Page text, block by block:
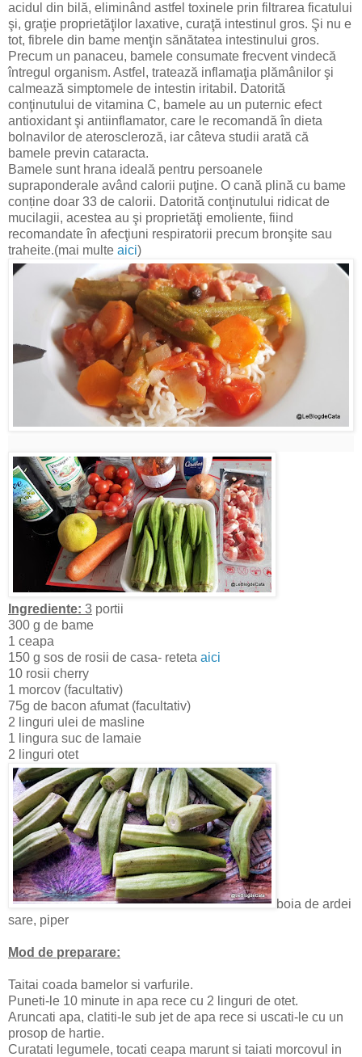
acidul din bilă, eliminând astfel toxinele prin filtrarea ficatului
şi, graţie proprietăţilor laxative, curaţă intestinul gros. Şi nu e
tot, fibrele din bame menţin sănătatea intestinului gros.
Precum un panaceu, bamele consumate frecvent vindecă
întregul organism. Astfel, tratează inflamaţia plămânilor şi
calmează simptomele de intestin iritabil. Datorită
conţinutului de vitamina C, bamele au un puternic efect
antioxidant şi antiinflamator, care le recomandă în dieta
bolnavilor de ateroscleroză, iar câteva studii arată că
bamele previn cataracta.
Bamele sunt hrana ideală pentru persoanele
supraponderale având calorii puţine. O cană plină cu bame
conține doar 33 de calorii. Datorită conţinutului ridicat de
mucilagii, acestea au şi proprietăţi emoliente, fiind
recomandate în afecţiuni respiratorii precum bronşite sau
traheite.(mai multe aici)
Ingrediente: 3 portii
300 g de bame
1 ceapa
150 g sos de rosii de casa- reteta aici
10 rosii cherry
1 morcov (facultativ)
75g de bacon afumat (facultativ)
2 linguri ulei de masline
1 lingura suc de lamaie
2 linguri otet
boia de ardei
sare, piper
Mod de preparare:
Taitai coada bamelor si varfurile.
Puneti-le 10 minute in apa rece cu 2 linguri de otet.
Aruncati apa, clatiti-le sub jet de apa rece si uscati-le cu un
prosop de hartie.
Curatati legumele, tocati ceapa marunt si taiati morcovul in